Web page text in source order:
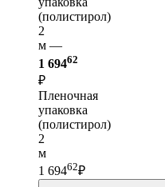
(полистирол)
2
м —
1 69462
₽
Пленочная
упаковка
(полистирол)
2
м
1 69462₽